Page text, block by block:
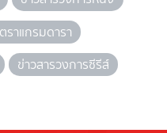
ราแกรมดารา
ข่าวสารวงการซีรีส์